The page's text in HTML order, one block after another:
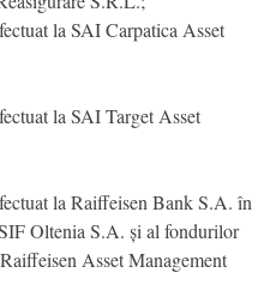
la SAI Carpatica Asset
la SAI Target Asset
la Raiffeisen Bank S.A. în
Oltenia S.A. și al fondurilor
Asset Management